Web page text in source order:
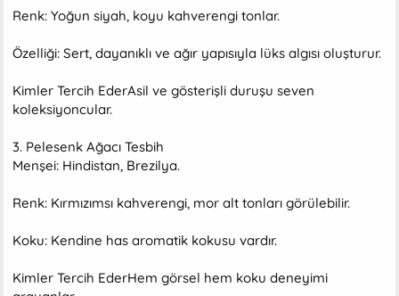
Renk: Yoğun siyah, koyu kahverengi tonlar.
Özelliği: Sert, dayanıklı ve ağır yapısıyla lüks algısı oluşturur.
Kimler Tercih EderAsil ve gösterişli duruşu seven
koleksiyoncular.
3. Pelesenk Ağacı Tesbih
Menşei: Hindistan, Brezilya.
Renk: Kırmızımsı kahverengi, mor alt tonları görülebilir.
Koku: Kendine has aromatik kokusu vardır.
Kimler Tercih EderHem görsel hem koku deneyimi